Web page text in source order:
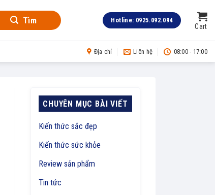
Tìm Hotline: 0925.092.094
Cart
Địa chỉ Liên hệ 08:00 - 17:00
CHUYÊN MỤC BÀI VIẾT
Kiến thức sắc đẹp
Kiến thức sức khỏe
Review sản phẩm
Tin tức